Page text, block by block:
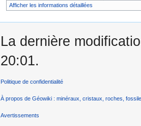
Afficher les informations détaillées
La dernière
20:01.
Politique de confidentialité
À propos de Géowiki : minéraux, cristaux, roches,
Avertissements